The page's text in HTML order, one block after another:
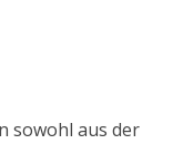
sowohl aus der